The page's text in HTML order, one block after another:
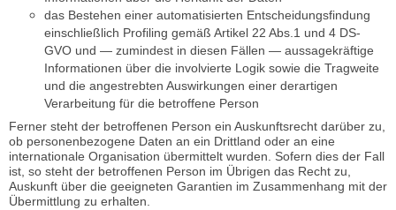
das Bestehen einer automatisierten Entscheidungsfindung
einschließlich Profiling gemäß Artikel 22 Abs.1 und 4 DS-
GVO und — zumindest in diesen Fällen — aussagekräftige
Informationen über die involvierte Logik sowie die Tragweite
und die angestrebten Auswirkungen einer derartigen
Verarbeitung für die betroffene Person
Ferner steht der betroffenen Person ein Auskunftsrecht darüber zu,
ob personenbezogene Daten an ein Drittland oder an eine
internationale Organisation übermittelt wurden. Sofern dies der Fall
ist, so steht der betroffenen Person im Übrigen das Recht zu,
Auskunft über die geeigneten Garantien im Zusammenhang mit der
Übermittlung zu erhalten.